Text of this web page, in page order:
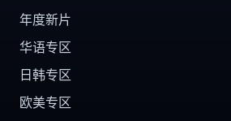
年度新片
华语专区
日韩专区
欧美专区